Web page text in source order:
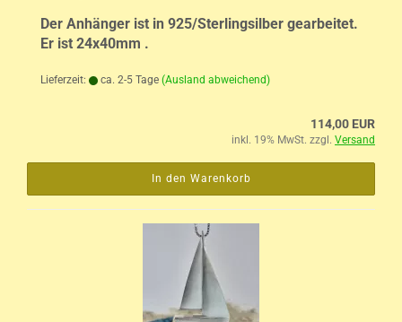
Der Anhänger ist in 925/Sterlingsilber gearbeitet.
Er ist 24x40mm .
Lieferzeit: ca. 2-5 Tage (Ausland abweichend)
114,00 EUR
inkl. 19% MwSt. zzgl. Versand
In den Warenkorb